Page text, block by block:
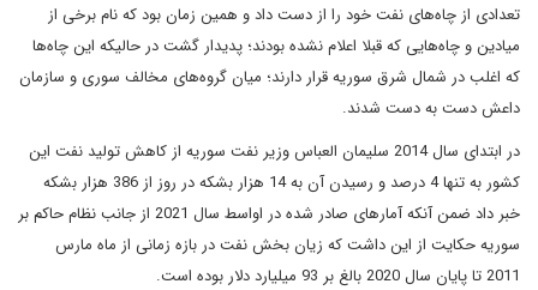
تعدادی از چاه‌های نفت خود را از دست داد و همین زمان بود که نام برخی از
میادین و چاه‌هایی که قبلا اعلام نشده بودند؛ پدیدار گشت در حالیکه این چاه‌ها
که اغلب در شمال شرق سوریه قرار دارند؛ میان گروه‌های مخالف سوری و سازمان
داعش دست به دست شدند.
در ابتدای سال 2014 سلیمان العباس وزیر نفت سوریه از کاهش تولید نفت این
کشور به تنها 4 درصد و رسیدن آن به 14 هزار بشکه در روز از 386 هزار بشکه
خبر داد ضمن آنکه آمارهای صادر شده در اواسط سال 2021 از جانب نظام حاکم بر
سوریه حکایت از این داشت که زیان بخش نفت در بازه زمانی از ماه مارس
2011 تا پایان سال 2020 بالغ بر 93 میلیارد دلار بوده است.